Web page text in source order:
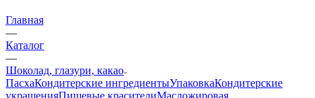
Главная
—
Каталог
—
Шоколад, глазури, какао
ПасхаКондитерские ингредиентыУпаковкаКондитерские
украшенияПищевые красителиМасложировая